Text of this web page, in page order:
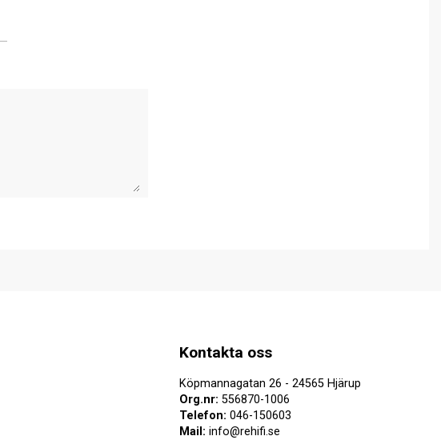
Kontakta oss
Köpmannagatan 26 - 24565 Hjärup
Org.nr: 556870-1006
Telefon: 046-150603
Mail: info@rehifi.se